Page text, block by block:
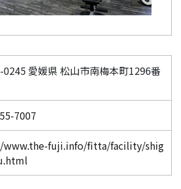
0245 愛媛県 松山市南梅本町1296番
7007
fuji.info/fitta/facility/shig